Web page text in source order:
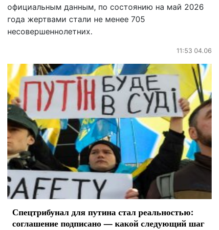
официальным данным, по состоянию на май 2026
года жертвами стали не менее 705
несовершеннолетних.
11:53 04.06
Спецтрибунал для путина стал реальностью:
соглашение подписано — какой следующий шаг